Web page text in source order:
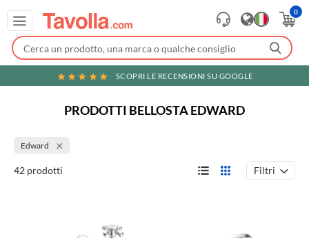
0
SCOPRI LE RECENSIONI SU GOOGLE
PRODOTTI BELLOSTA EDWARD
Edward
42 prodotti Filtri